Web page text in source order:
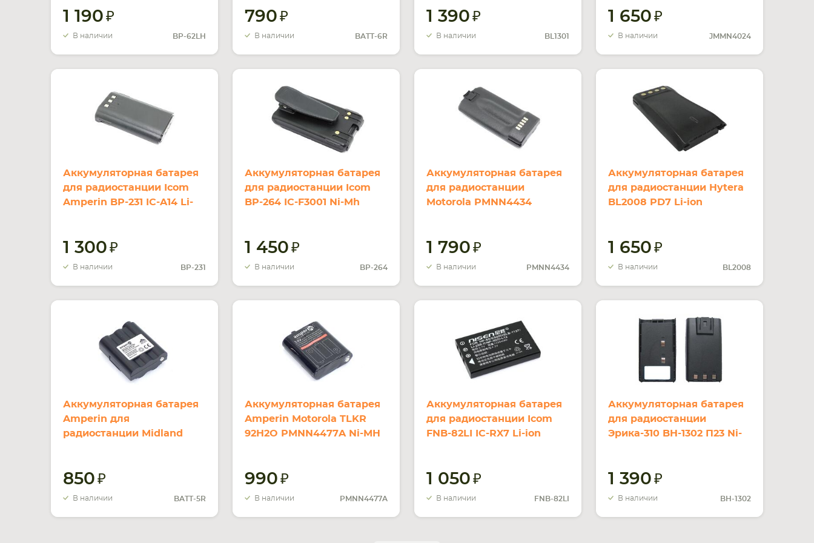
1 190
В наличии BP-62LH
790
В наличии BATT-6R
1 390
В наличии BL1301
1 650
В наличии JMMN4024
Аккумуляторная батарея
для радиостанции Icom
Amperin BP-231 IC-A14 Li-
1 300
В наличии BP-231
Аккумуляторная батарея
для радиостанции Icom
BP-264 IC-F3001 Ni-Mh
1 450
В наличии BP-264
Аккумуляторная батарея
для радиостанции
Motorola PMNN4434
1 790
В наличии PMNN4434
Аккумуляторная батарея
для радиостанции Hytera
BL2008 PD7 Li-ion
1 650
В наличии BL2008
Аккумуляторная батарея
Amperin для
радиостанции Midland
850
В наличии BATT-5R
Аккумуляторная батарея
Amperin Motorola TLKR
92H2O PMNN4477A Ni-MH
990
В наличии PMNN4477A
Аккумуляторная батарея
для радиостанции Icom
FNB-82LI IC-RX7 Li-ion
1 050
В наличии FNB-82LI
Аккумуляторная батарея
для радиостанции
Эрика-310 BH-1302 П23 Ni-
1 390
В наличии BH-1302